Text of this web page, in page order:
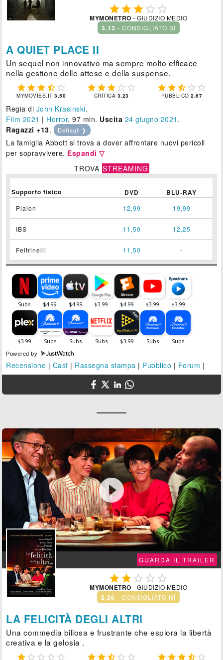
  
MYMONETRO - GIUDIZIO MEDIO
3.13 - CONSIGLIATO SÌ
A QUIET PLACE II
Un sequel non innovativo ma sempre molto efficace
nella gestione delle attese e della suspense.
    
MYMOVIES.IT3.50
    
CRITICA 3.23
    
PUBBLICO2.67
Regia di John Krasinski.
Film 2021 | Horror, 97 min. Uscita 24 giugno 2021 .
Ragazzi +13. Dettagli ❯
La famiglia Abbott si trova a dover affrontare nuovi pericoli
per sopravvivere. Espandi ▽
TROVA STREAMING
Supporto fisico DVD BLU-RAY
Plaion 12,99 19,99
IBS 11,50 12,25
Feltrinelli 11,50 -
Powered by
Recensione | Cast | Rassegna stampa | Pubblico | Forum |

GUARDA IL TRAILER
   
MYMONETRO - GIUDIZIO MEDIO
2.26 - CONSIGLIATO NÌ
LA FELICITÀ DEGLI ALTRI
Una commedia biliosa e frustrante che esplora la libertà
creativa e la gelosia .
              